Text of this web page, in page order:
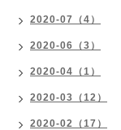
2020-07（4）
2020-06（3）
2020-04（1）
2020-03（12）
2020-02（17）